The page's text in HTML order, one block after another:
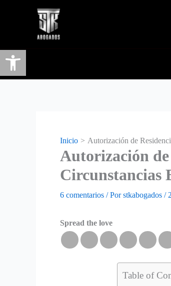
Inicio Autorización de
Autorización
Circunstancias
6 comentarios / Porstkabogados /
Spread the love
Table of
Abrir barra de